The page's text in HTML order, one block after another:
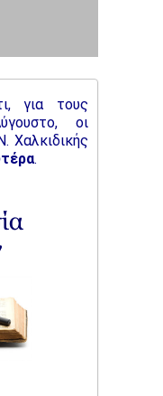
για τους
οι
Χαλκιδικής
.